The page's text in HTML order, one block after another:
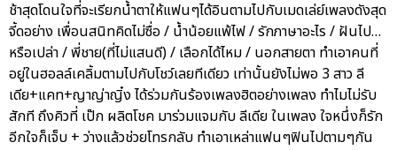
ช้าสุดโดนใจที่จะเรียกน้ำตาให้แฟนๆได้อินตามไปกับเมดเล่ย์เพลงดังสุด
จี้ดอย่าง เพื่อนสนิทคิดไม่ซื่อ / น้ำน้อยแพ้ไฟ / รักภาษาอะไร / ฝันไป…
หรือเปล่า / พี่ชาย(ที่ไม่แสนดี) / เลือกได้ไหม / นอกสายตา ทำเอาคนที่
อยู่ในฮอลล์เคลิ้มตามไปกับโชว์เลยทีเดียว เท่านั้นยังไม่พอ 3 สาว ลี
เดีย+แคท+ญาญ่าญิ๋ง ได้ร่วมกันร้องเพลงฮิตอย่างเพลง ทำไมไม่รับ
สักที ถึงคิวที่ เป๊ก ผลิตโชค มาร่วมแจมกับ ลีเดีย ในเพลง ใจหนึ่งก็รัก
อีกใจก็เจ็บ + ว่างแล้วช่วยโทรกลับ ทำเอาเหล่าแฟนๆฟินไปตามๆกัน